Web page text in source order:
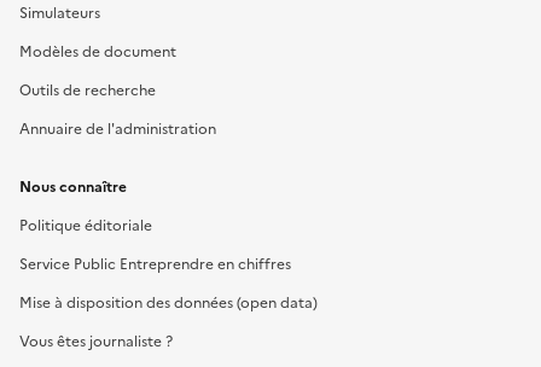
Simulateurs
Modèles de document
Outils de recherche
Annuaire de l'administration
Nous connaître
Politique éditoriale
Service Public Entreprendre en chiffres
Mise à disposition des données (open data)
Vous êtes journaliste ?